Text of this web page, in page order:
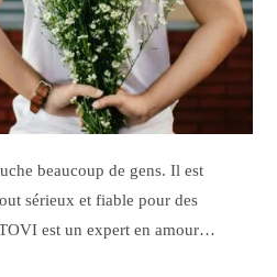
beaucoup de gens. Il est
sérieux et fiable pour des
est un expert en amour…